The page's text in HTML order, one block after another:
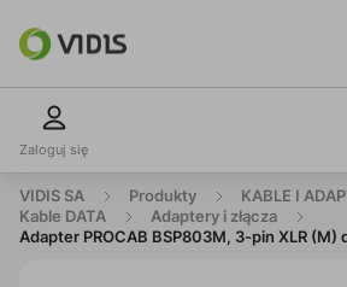
Zaloguj się
VIDIS SA Produkty
KABLE I
Kable DATA
Adaptery i złącza
Adapter PROCAB BSP803M, 3-pin XLR (M)